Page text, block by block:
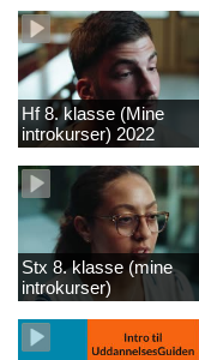
Hf 8. klasse (Mine
introkurser) 2022
Stx 8. klasse (mine
introkurser)